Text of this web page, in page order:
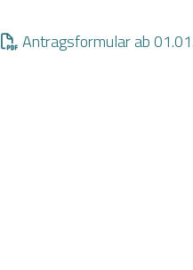
Antragsformular ab